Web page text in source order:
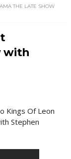
THE LATE SHOW
with
Kings Of Leon
Stephen